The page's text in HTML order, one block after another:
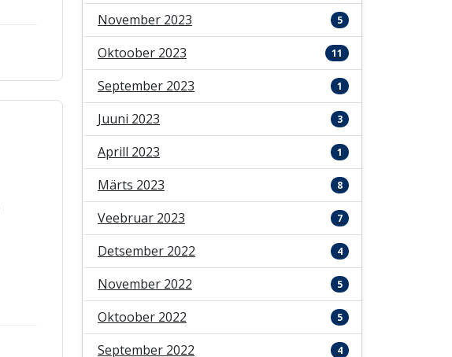
November 2023 5
Oktoober 2023 11
September 2023 1
Juuni 2023 3
Aprill 2023 1
Märts 2023 8
Veebruar 2023 7
Detsember 2022 4
November 2022 5
Oktoober 2022 5
September 2022 4